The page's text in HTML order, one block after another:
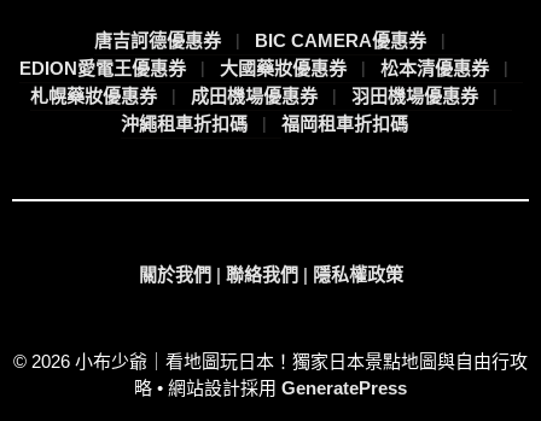
唐吉訶德優惠券
BIC CAMERA優惠券
EDION愛電王優惠券
大國藥妝優惠券
松本清優惠券
札幌藥妝優惠券
成田機場優惠券
羽田機場優惠券
沖繩租車折扣碼
福岡租車折扣碼
關於我們 | 聯絡我們 | 隱私權政策
© 2026 小布少爺｜看地圖玩日本！獨家日本景點地圖與自由行攻
略 • 網站設計採用 GeneratePress